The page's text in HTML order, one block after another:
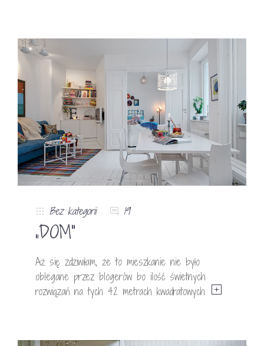
Bez kategorii 19
„DOM”
Aż się zdziwiłam, że to mieszkanie nie było
oblegane przez blogerów bo ilość świetnych
rozwiązań na tych 42 metrach kwadratowych